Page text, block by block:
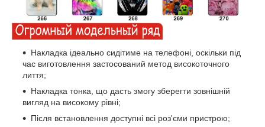
Накладка ідеально сидітиме на телефоні, оскільки під
час виготовлення застосований метод високоточного
лиття;
Накладка тонка, що дасть змогу зберегти зовнішній
вигляд на високому рівні;
Після встановлення доступні всі роз'єми пристрою;